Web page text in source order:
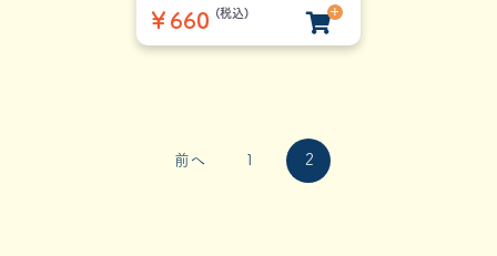
￥660 (税込)
前へ 1 2